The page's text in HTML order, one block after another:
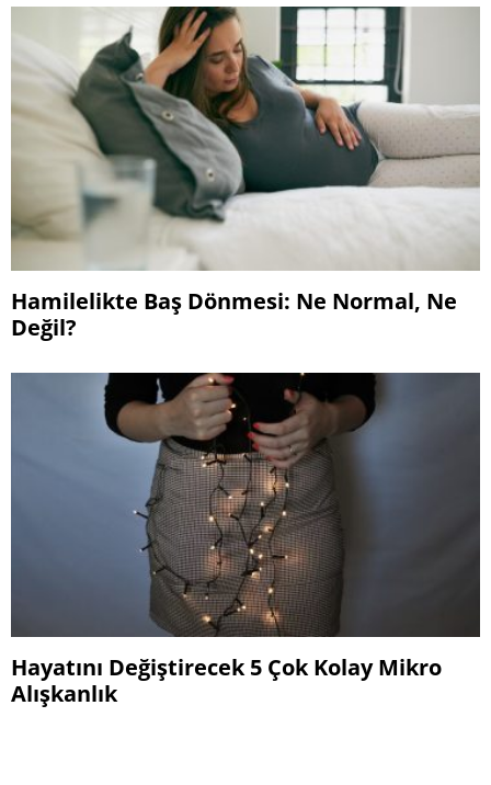
Hamilelikte Baş Dönmesi: Ne Normal, Ne
Değil?
Hayatını Değiştirecek 5 Çok Kolay Mikro
Alışkanlık